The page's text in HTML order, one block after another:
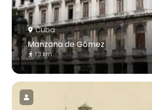
Cuba
Manzana de Gómez
1.3 km